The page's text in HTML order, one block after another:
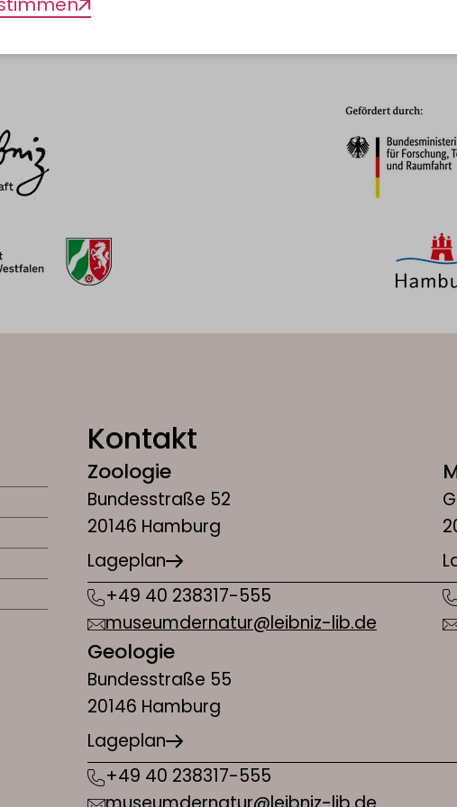
Kontakt
Zoologie
Bundesstraße 52
20146 Hamburg
Lageplan
+49 40 238317-555
museumdernatur@leibniz-lib.de
Geologie
Bundesstraße 55
20146 Hamburg
Lageplan
+49 40 238317-555